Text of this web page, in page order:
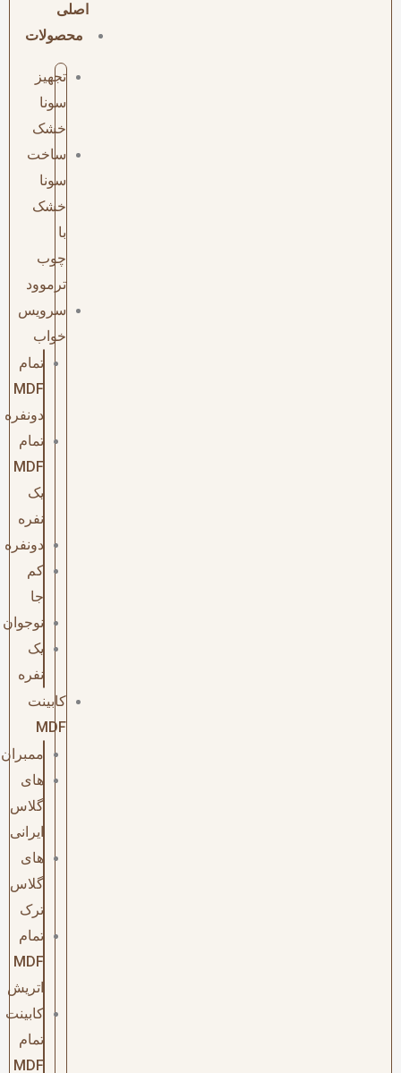
اصلی
محصولات
تجهیز
سونا
خشک
ساخت
سونا
خشک
چوب
ترموود
سرویس
خواب
تمام
MDF
دونفره
تمام
MDF
نفره
دونفره
کم
نوجوان
یک
نفره
کابینت
MDF
ممبران
های
گلاس
ایرانی
های
گلاس
ترک
تمام
MDF
اتریش
کابینت
تمام
MDF